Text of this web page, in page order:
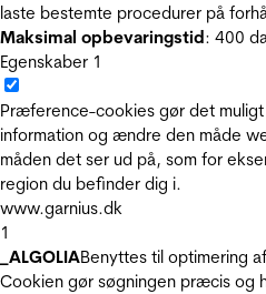
laste bestemte procedurer på
Maksimal opbevaringstid: 400
Egenskaber 1
Præference-cookies gør det
information og ændre den måde
måden det ser ud på, som for
region du befinder dig i.
www.garnius.dk
1
_ALGOLIABenyttes til optimering
Cookien gør søgningen præcis og